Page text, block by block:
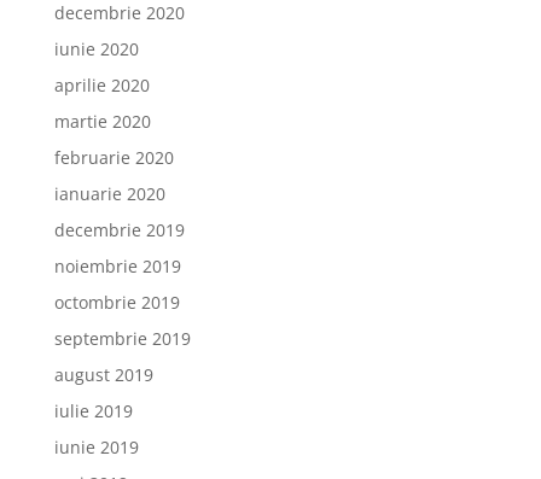
decembrie 2020
iunie 2020
aprilie 2020
martie 2020
februarie 2020
ianuarie 2020
decembrie 2019
noiembrie 2019
octombrie 2019
septembrie 2019
august 2019
iulie 2019
iunie 2019